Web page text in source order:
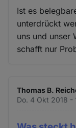
Ist es
unterdrückt
uns und unser
schafft nur
Thomas B.
Do. 4 Okt 2018 -